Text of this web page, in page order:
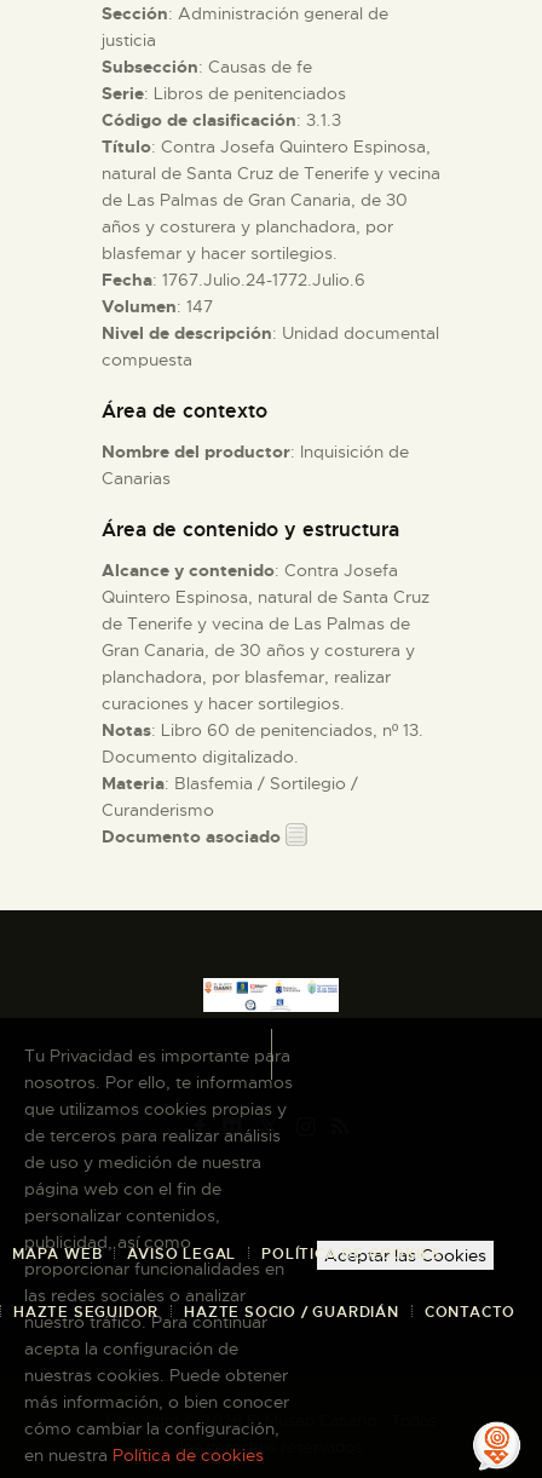
PREPARAR LA VISITA
ACTIVIDADES
█
EL MUSEO
COLECCIONES
ESPAÑOL
Sección: Administración general de
justicia
Subsección: Causas de fe
Serie: Libros de penitenciados
Código de clasificación: 3.1.3
Título: Contra Josefa Quintero Espinosa,
natural de Santa Cruz de Tenerife y vecina
de Las Palmas de Gran Canaria, de 30
años y costurera y planchadora, por
blasfemar y hacer sortilegios.
Fecha: 1767.Julio.24-1772.Julio.6
Volumen: 147
Nivel de descripción: Unidad documental
compuesta
Área de contexto
Nombre del productor: Inquisición de
Canarias
Área de contenido y estructura
Alcance y contenido: Contra Josefa
Quintero Espinosa, natural de Santa Cruz
de Tenerife y vecina de Las Palmas de
Gran Canaria, de 30 años y costurera y
planchadora, por blasfemar, realizar
curaciones y hacer sortilegios.
Notas: Libro 60 de penitenciados, nº 13.
Documento digitalizado.
Materia: Blasfemia / Sortilegio /
Curanderismo
Documento asociado
MAPA WEB AVISO LEGAL POLÍTICA DE COOKIES
HAZTE SEGUIDOR HAZTE SOCIO / GUARDIÁN CONTACTO
Copyright © 2026 El Museo Canario · Todos
los derechos reservados
Tu Privacidad es importante para
nosotros. Por ello, te informamos
que utilizamos cookies propias y
de terceros para realizar análisis
de uso y medición de nuestra
página web con el fin de
personalizar contenidos,
publicidad, así como
proporcionar funcionalidades en
las redes sociales o analizar
nuestro tráfico. Para continuar
acepta la configuración de
nuestras cookies. Puede obtener
más información, o bien conocer
cómo cambiar la configuración,
en nuestra Política de cookies
Aceptar las Cookies